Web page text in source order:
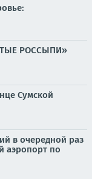
РОССЫПИ»
Сумской
в очередной раз
аэропорт по